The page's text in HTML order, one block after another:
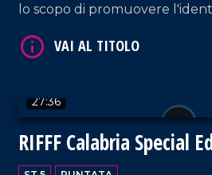
lo scopo di promuovere
27:36
RIFFF Calabria Special
VAI AL TITOLO